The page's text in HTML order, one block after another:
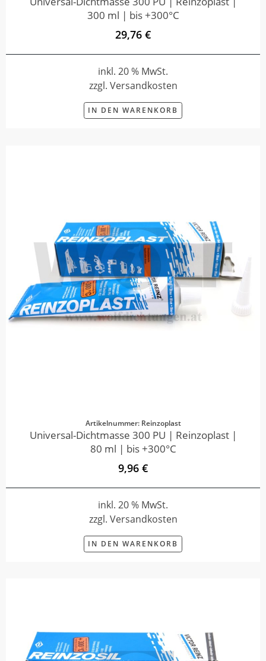
300 ml | bis +300°C
29,76 €
inkl. 20 % MwSt.
zzgl. Versandkosten
IN DEN WARENKORB
Artikelnummer: Reinzoplast
Universal-Dichtmasse 300 PU | Reinzoplast |
80 ml | bis +300°C
9,96 €
inkl. 20 % MwSt.
zzgl. Versandkosten
IN DEN WARENKORB